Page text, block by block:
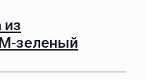
из
зеленый